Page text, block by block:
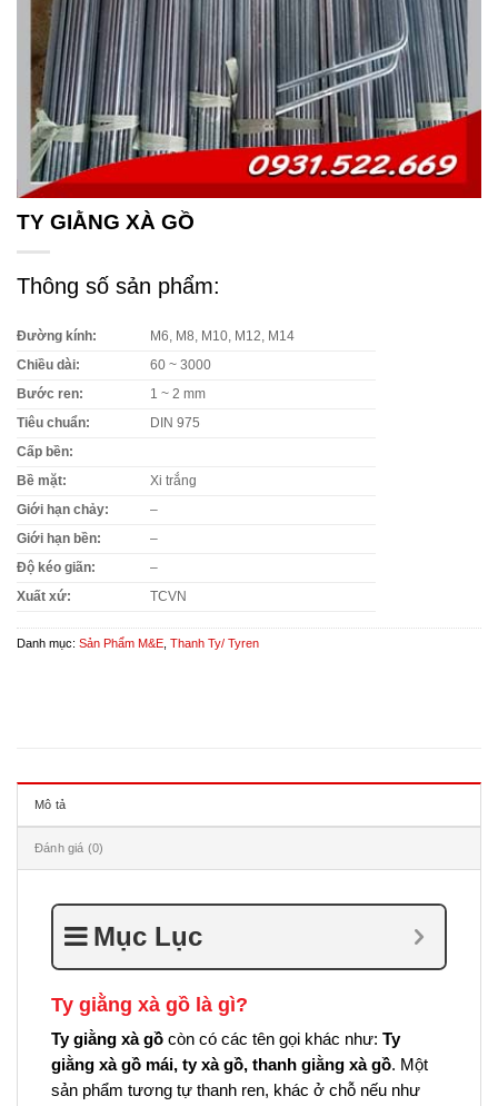
TY GIẰNG XÀ GỒ
Thông số sản phẩm:
Đường kính:
M6, M8, M10, M12, M14
Chiều dài:
60 ~ 3000
Bước ren:
1 ~ 2 mm
Tiêu chuẩn:
DIN 975
Cấp bền:
Bề mặt:
Xi trắng
Giới hạn chảy:
–
Giới hạn bền:
–
Độ kéo giãn:
–
Xuất xứ:
TCVN
Danh mục: Sản Phẩm M&E Thanh Ty/ Tyren
Mô tả
Đánh giá (0)
Mục Lục
Ty giằng xà gồ là gì?
Ty giằng xà gồ còn có các tên gọi khác như: Ty
giằng xà gồ mái, ty xà gồ, thanh giằng xà gồ. Một
sản phẩm tương tự thanh ren, khác ở chỗ nếu như